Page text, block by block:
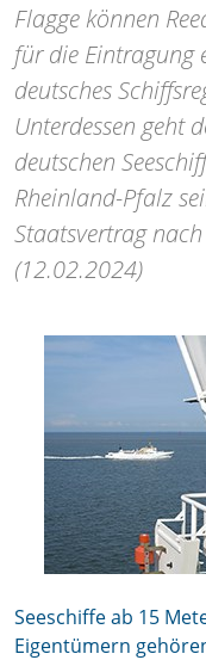
Flagge können
für die Eintragung
deutsches
Unterdessen geht
deutschen
Rheinland-Pfalz
Staatsvertrag
(12.02.2024)
Seeschiffe ab 15
Eigentümern